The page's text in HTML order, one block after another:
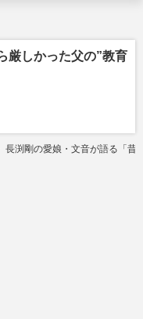
厳しかった父の”教育
長渕剛の愛娘・文音が語る「昔